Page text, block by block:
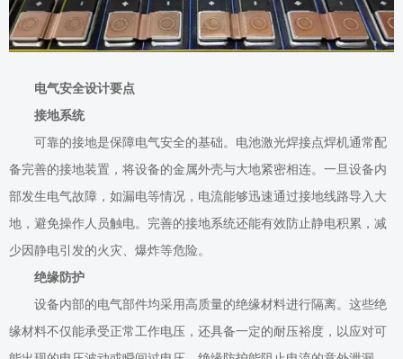
电气安全设计要点
接地系统
可靠的接地是保障电气安全的基础。电池激光焊接点焊机通常配
备完善的接地装置，将设备的金属外壳与大地紧密相连。一旦设备内
部发生电气故障，如漏电等情况，电流能够迅速通过接地线路导入大
地，避免操作人员触电。完善的接地系统还能有效防止静电积累，减
少因静电引发的火灾、爆炸等危险。
绝缘防护
设备内部的电气部件均采用高质量的绝缘材料进行隔离。这些绝
缘材料不仅能承受正常工作电压，还具备一定的耐压裕度，以应对可